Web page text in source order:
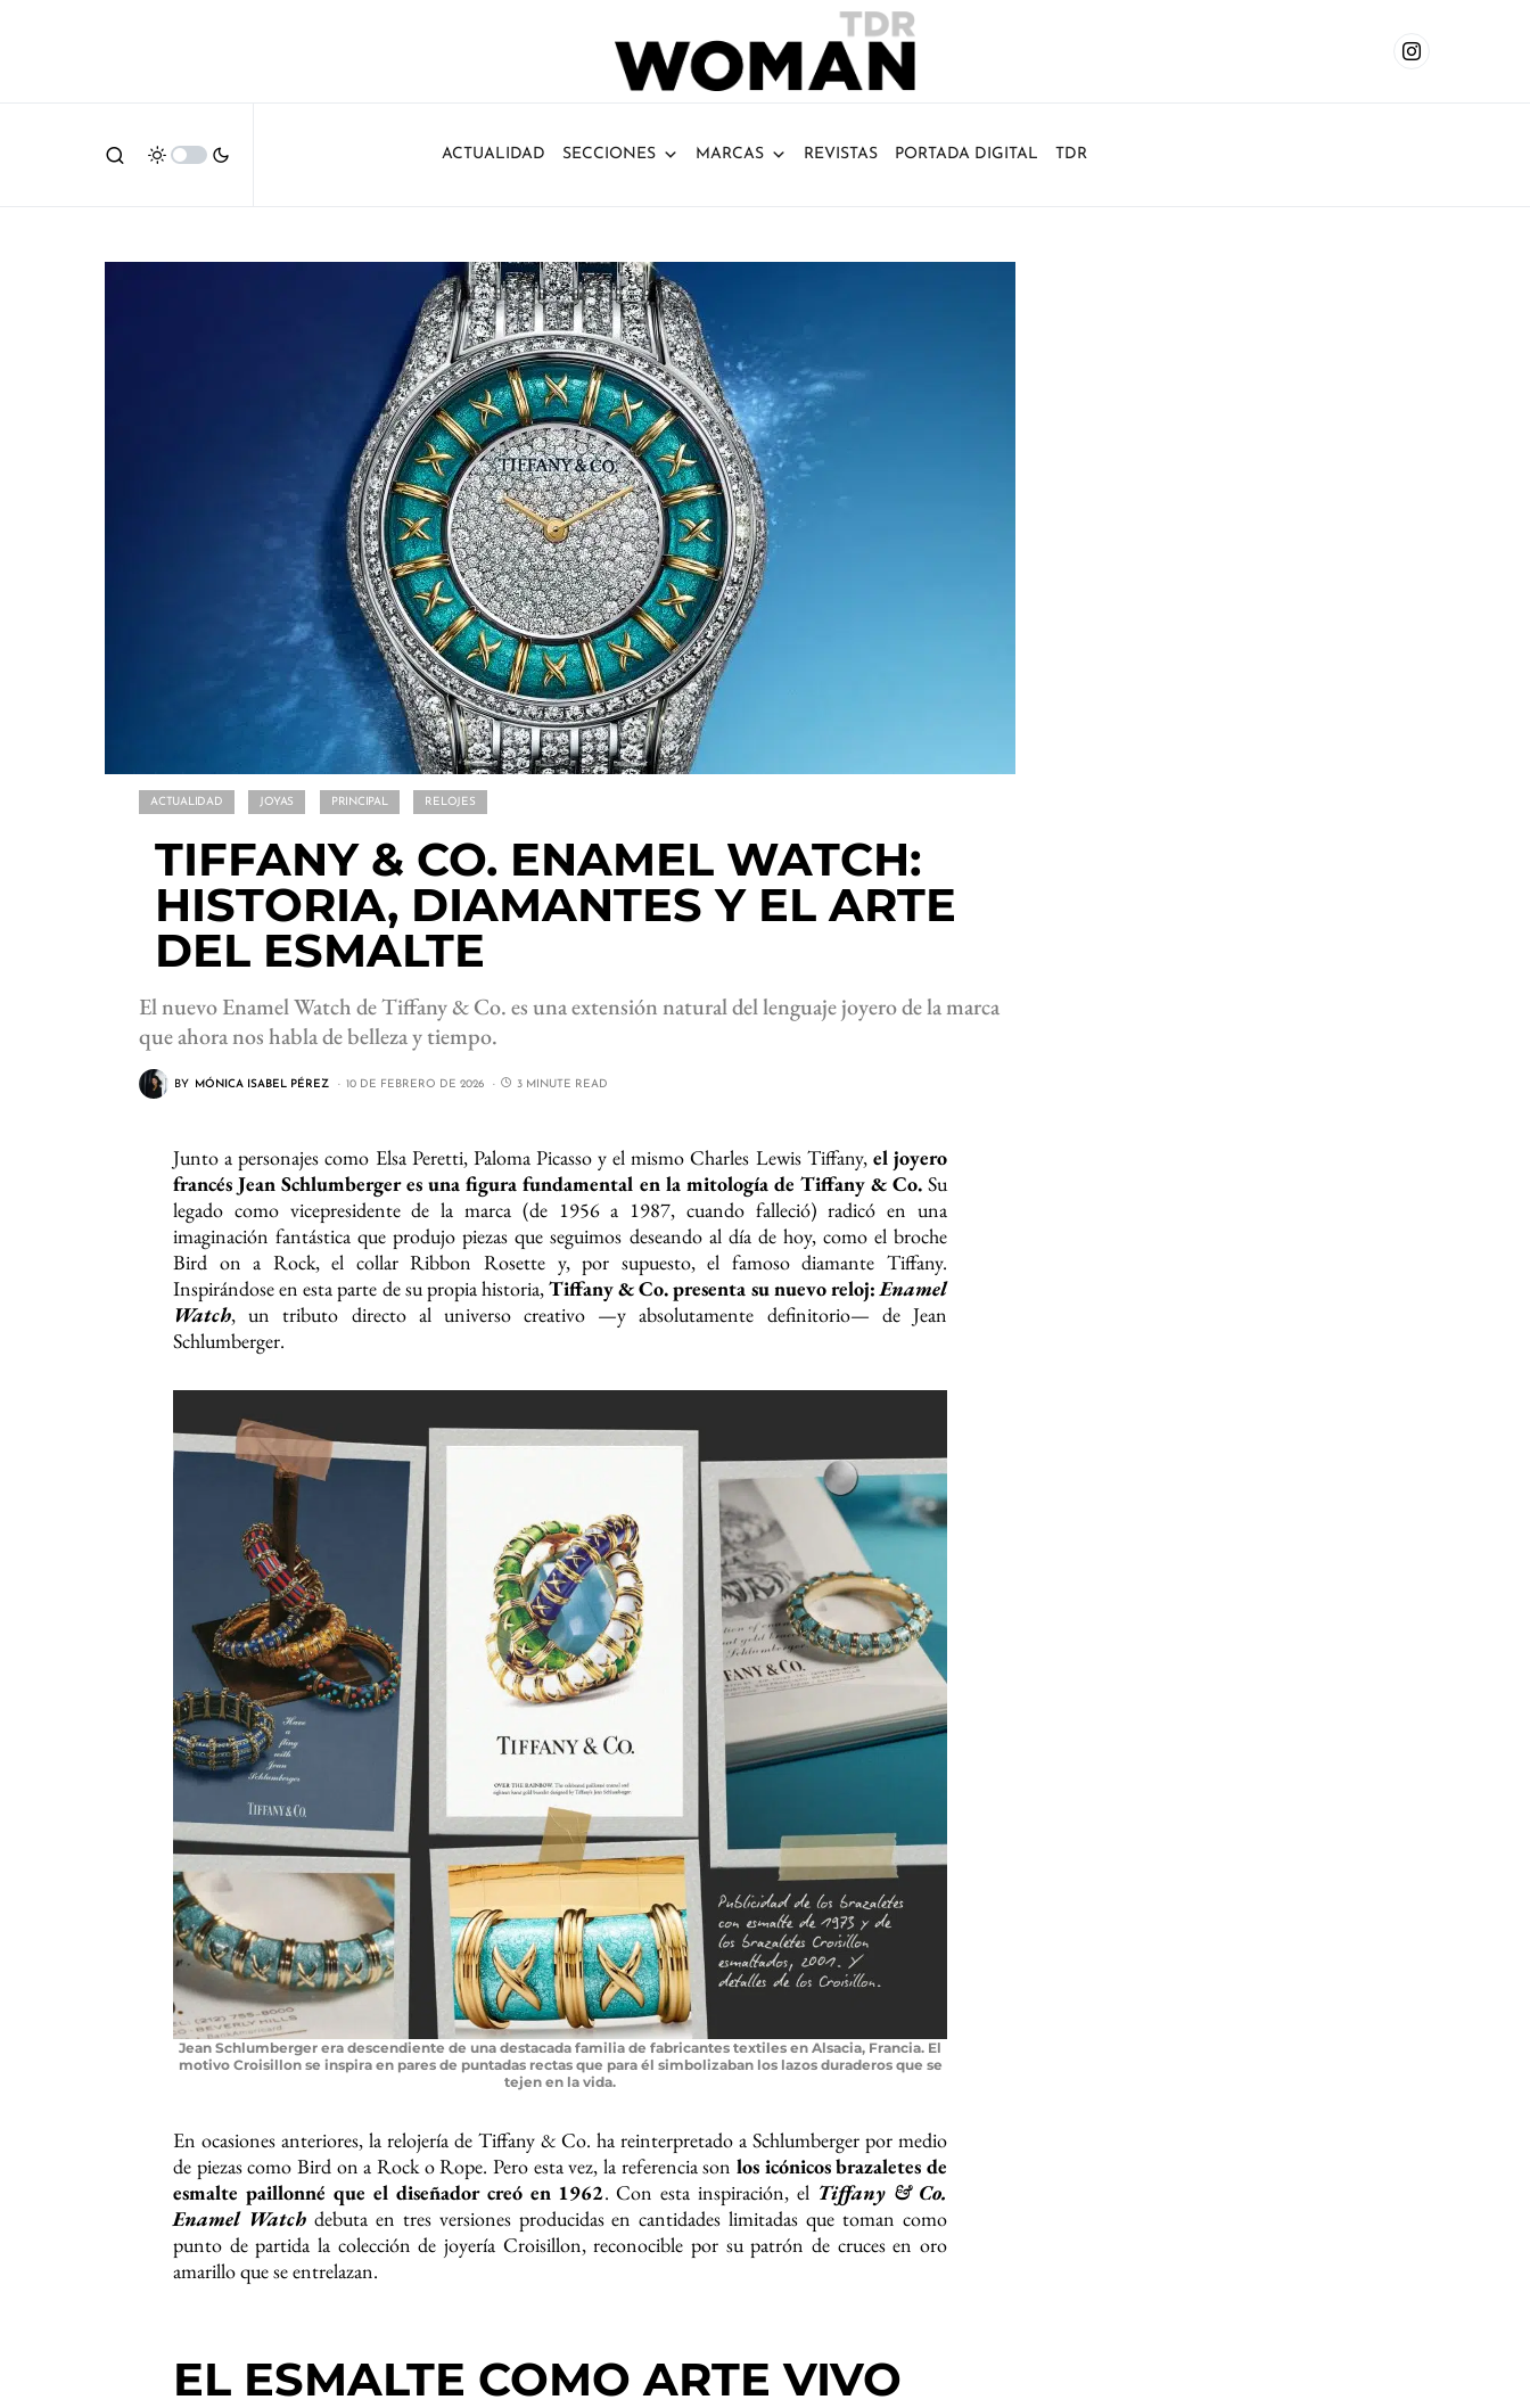
ACTUALIDAD SECCIONES MARCAS REVISTAS PORTADA DIGITAL TDR
ACTUALIDAD JOYAS PRINCIPAL RELOJES
TIFFANY & CO. ENAMEL WATCH:
HISTORIA, DIAMANTES Y EL ARTE
DEL ESMALTE
El nuevo Enamel Watch de Tiffany & Co. es una extensión natural del lenguaje joyero de la marca
que ahora nos habla de belleza y tiempo.
BY MÓNICA ISABEL PÉREZ 10 DE FEBRERO DE 2026 3 MINUTE READ
Junto a personajes como Elsa Peretti, Paloma Picasso y el mismo Charles Lewis Tiffany, el joyero
francés Jean Schlumberger es una figura fundamental en la mitología de Tiffany & Co. Su
legado como vicepresidente de la marca (de 1956 a 1987, cuando falleció) radicó en una
imaginación fantástica que produjo piezas que seguimos deseando al día de hoy, como el broche
Bird on a Rock, el collar Ribbon Rosette y, por supuesto, el famoso diamante Tiffany.
Inspirándose en esta parte de su propia historia,Tiffany & Co. presenta su nuevo reloj:Enamel
Watch, un tributo directo al universo creativo —y absolutamente definitorio— de Jean
Schlumberger.
Jean Schlumberger era descendiente de una destacada familia de fabricantes textiles en Alsacia, Francia. El
motivo Croisillon se inspira en pares de puntadas rectas que para él simbolizaban los lazos duraderos que se
tejen en la vida.
En ocasiones anteriores, la relojería de Tiffany & Co. ha reinterpretado a Schlumberger por medio
de piezas como Bird on a Rock o Rope. Pero esta vez, la referencia son los icónicos brazaletes de
esmalte paillonné que el diseñador creó en 1962. Con esta inspiración, el Tiffany & Co.
Enamel Watchdebuta en tres versiones producidas en cantidades limitadas que toman como
punto de partida la colección de joyería Croisillon, reconocible por su patrón de cruces en oro
amarillo que se entrelazan.
EL ESMALTE COMO ARTE VIVO